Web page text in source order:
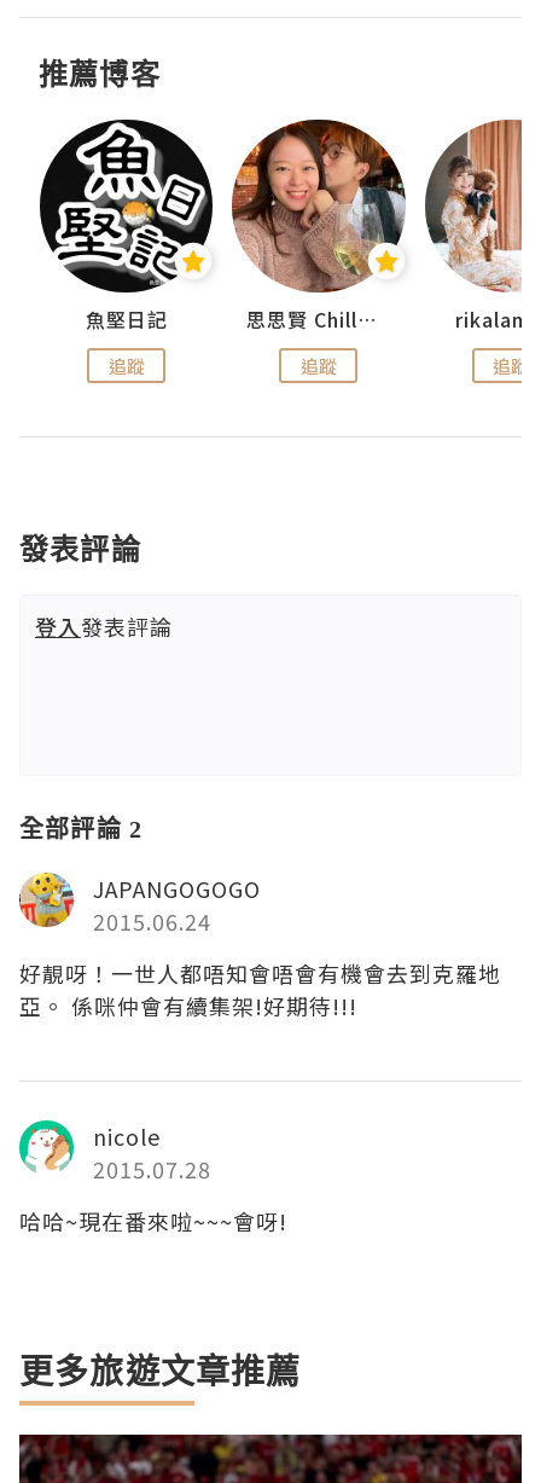
推薦博客
魚堅日記
追蹤
思思賢 ChillMyBabe
追蹤 追蹤
發表評論
登入發表評論
全部評論 2
JAPANGOGOGO
2015.06.24
好靚呀！一世人都唔知會唔會有機會去到克羅地
亞。 係咪仲會有續集架!好期待!!!
nicole
2015.07.28
哈哈~現在番來啦~~~會呀!
更多旅遊文章推薦